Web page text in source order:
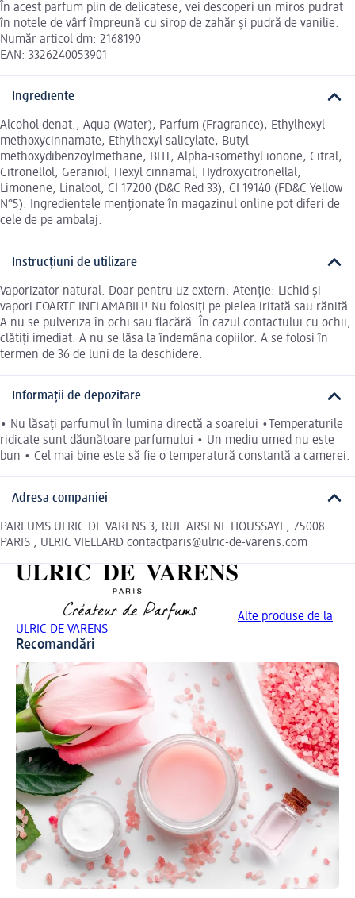
În acest parfum plin de delicatese, vei descoperi un miros pudrat
în notele de vârf împreună cu sirop de zahăr și pudră de vanilie.
Număr articol dm: 2168190
EAN: 3326240053901
Ingrediente
Alcohol denat., Aqua (Water), Parfum (Fragrance), Ethylhexyl
methoxycinnamate, Ethylhexyl salicylate, Butyl
methoxydibenzoylmethane, BHT, Alpha-isomethyl ionone, Citral,
Citronellol, Geraniol, Hexyl cinnamal, Hydroxycitronellal,
Limonene, Linalool, CI 17200 (D&C Red 33), CI 19140 (FD&C Yellow
N°5). Ingredientele menționate în magazinul online pot diferi de
cele de pe ambalaj.
Instrucțiuni de utilizare
Vaporizator natural. Doar pentru uz extern. Atenție: Lichid și
vapori FOARTE INFLAMABILI! Nu folosiți pe pielea iritată sau rănită.
A nu se pulveriza în ochi sau flacără. În cazul contactului cu ochii,
clătiți imediat. A nu se lăsa la îndemâna copiilor. A se folosi în
termen de 36 de luni de la deschidere.
Informații de depozitare
• Nu lăsați parfumul în lumina directă a soarelui •Temperaturile
ridicate sunt dăunătoare parfumului • Un mediu umed nu este
bun • Cel mai bine este să fie o temperatură constantă a camerei.
Adresa companiei
PARFUMS ULRIC DE VARENS 3, RUE ARSENE HOUSSAYE, 75008
PARIS , ULRIC VIELLARD contactparis@ulric-de-varens.com
Alte produse de la
ULRIC DE VARENS
Recomandări